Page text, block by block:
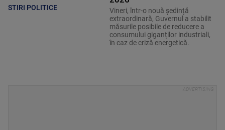
STIRI POLITICE
Vineri, într-o nouă ședință
extraordinară, Guvernul a stabilit
măsurile posibile de reducere a
consumului giganților industriali,
în caz de criză energetică.